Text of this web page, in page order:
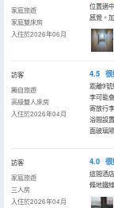
家庭旅遊
家庭雙床房
入住於2026年06月
位置適
感覺。
訪客
獨自旅遊
高級雙人床房
入住於2026年04月
4.5 很
距離9號
李可能
寄放行
浴間設
面玻璃
訪客
家庭旅遊
三人房
入住於2026年04月
4.0 很
這間酒
條地鐵